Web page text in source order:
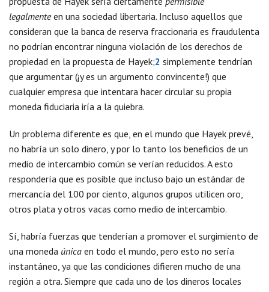
legalmenteen una sociedad libertaria. Incluso aquellos que
consideran que la banca de reserva fraccionaria es fraudulenta
no podrían encontrar ninguna violación de los derechos de
propiedad en la propuesta de Hayek;2 simplemente tendrían
que argumentar (¡y es un argumento convincente!) que
cualquier empresa que intentara hacer circular su propia
moneda fiduciaria iría a la quiebra.
Un problema diferente es que, en el mundo que Hayek prevé,
no habría un solo dinero, y por lo tanto los beneficios de un
medio de intercambio común se verían reducidos. A esto
respondería que es posible que incluso bajo un estándar de
mercancía del 100 por ciento, algunos grupos utilicen oro,
otros plata y otros vacas como medio de intercambio.
Sí, habría fuerzas que tenderían a promover el surgimiento de
una moneda única en todo el mundo, pero esto no sería
instantáneo, ya que las condiciones difieren mucho de una
región a otra. Siempre que cada uno de los dineros locales